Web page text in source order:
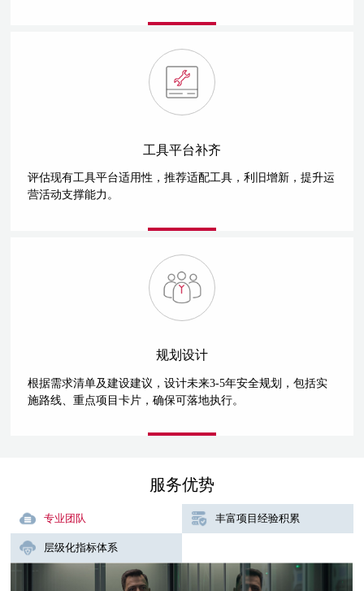
工具平台补齐
评估现有工具平台适用性，推荐适配工具，利旧增新，提升运
营活动支撑能力。
规划设计
根据需求清单及建设建议，设计未来3-5年安全规划，包括实
施路线、重点项目卡片，确保可落地执行。
服务优势
专业团队 丰富项目经验积累
层级化指标体系